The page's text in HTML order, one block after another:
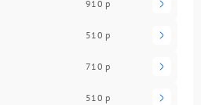
910 р
510 р
710 р
510 р